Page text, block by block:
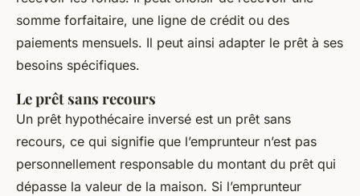
somme forfaitaire, une ligne de crédit ou des
paiements mensuels. Il peut ainsi adapter le prêt à ses
besoins spécifiques.
Le prêt sans recours
Un prêt hypothécaire inversé est un prêt sans
recours, ce qui signifie que l’emprunteur n’est pas
personnellement responsable du montant du prêt qui
dépasse la valeur de la maison. Si l’emprunteur